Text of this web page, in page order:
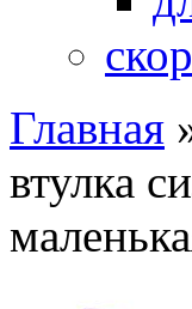
Главная
втулка